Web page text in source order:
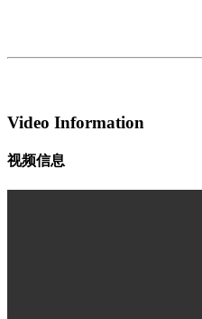
Video Information
视频信息